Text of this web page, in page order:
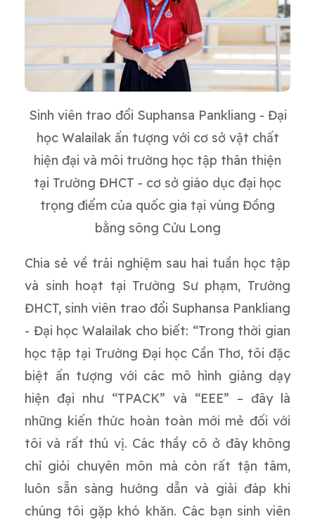
Sinh viên trao đổi Suphansa Pankliang - Đại
học Walailak ấn tượng với cơ sở vật chất
hiện đại và môi trường học tập thân thiện
tại Trường ĐHCT - cơ sở giáo dục đại học
trọng điểm của quốc gia tại vùng Đồng
bằng sông Cửu Long
Chia sẻ về trải nghiệm sau hai tuần học tập
và sinh hoạt tại Trường Sư phạm, Trường
ĐHCT, sinh viên trao đổi Suphansa Pankliang
- Đại học Walailak cho biết: “Trong thời gian
học tập tại Trường Đại học Cần Thơ, tôi đặc
biệt ấn tượng với các mô hình giảng dạy
hiện đại như “TPACK” và “EEE” – đây là
những kiến thức hoàn toàn mới mẻ đối với
tôi và rất thú vị. Các thầy cô ở đây không
chỉ giỏi chuyên môn mà còn rất tận tâm,
luôn sẵn sàng hướng dẫn và giải đáp khi
chúng tôi gặp khó khăn. Các bạn sinh viên